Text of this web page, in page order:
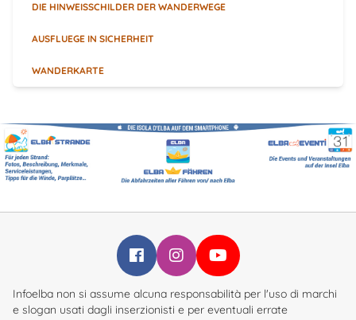
DIE HINWEISSCHILDER DER WANDERWEGE
AUSFLUEGE IN SICHERHEIT
WANDERKARTE
Infoelba su Facebook
Infoelba su Instagram
Infoelba su YouTube
Infoelba non si assume alcuna responsabilità per l'uso di marchi
e slogan usati dagli inserzionisti e per eventuali errate